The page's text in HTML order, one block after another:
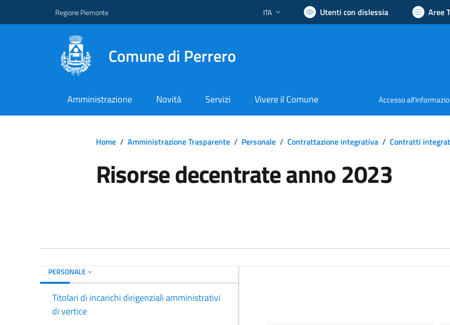
Regione Piemonte Lingua attiva:
ITA Utenti con dislessia Aree
Comune di Perrero
Amministrazione Novità Servizi Vivere il Comune Accesso
Home / Amministrazione Trasparente / Personale / Contrattazione integrativa / Contratti
Risorse decentrate anno 2023
PERSONALE
Titolari di incarichi dirigenziali amministrativi
di vertice